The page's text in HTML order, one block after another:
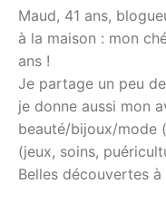
Maud, 41 ans,
à la maison : mon
ans !
Je partage un peu
je donne aussi mon
beauté/bijoux/mode
(jeux, soins,
Belles découvertes à